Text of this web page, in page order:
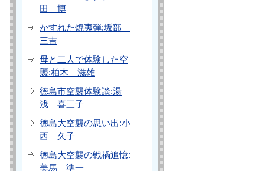
田 博
かすれた焼夷弾:坂部
三吉
母と二人で体験した空
襲:柏木 滋雄
徳島市空襲体験談:湯
浅 喜三子
徳島大空襲の思い出:小
西 久子
徳島大空襲の戦禍追憶:
美馬 準一